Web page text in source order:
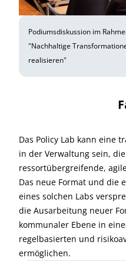
Podiumsdiskussion im
"Nachhaltige
realisieren"
Das Policy Lab kann eine
in der Verwaltung sein,
ressortübergreifende,
Das neue Format und die
eines solchen Labs
die Ausarbeitung neuer
kommunaler Ebene in
regelbasierten und
ermöglichen.